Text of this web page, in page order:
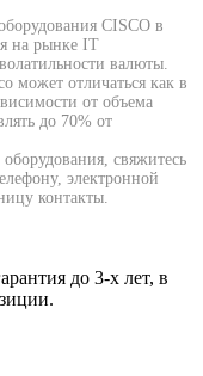
CISCO в
на рынке IT
валюты.
может отличаться как в
от объема
до 70% от
свяжитесь
электронной
контакты.
до 3-х лет, в